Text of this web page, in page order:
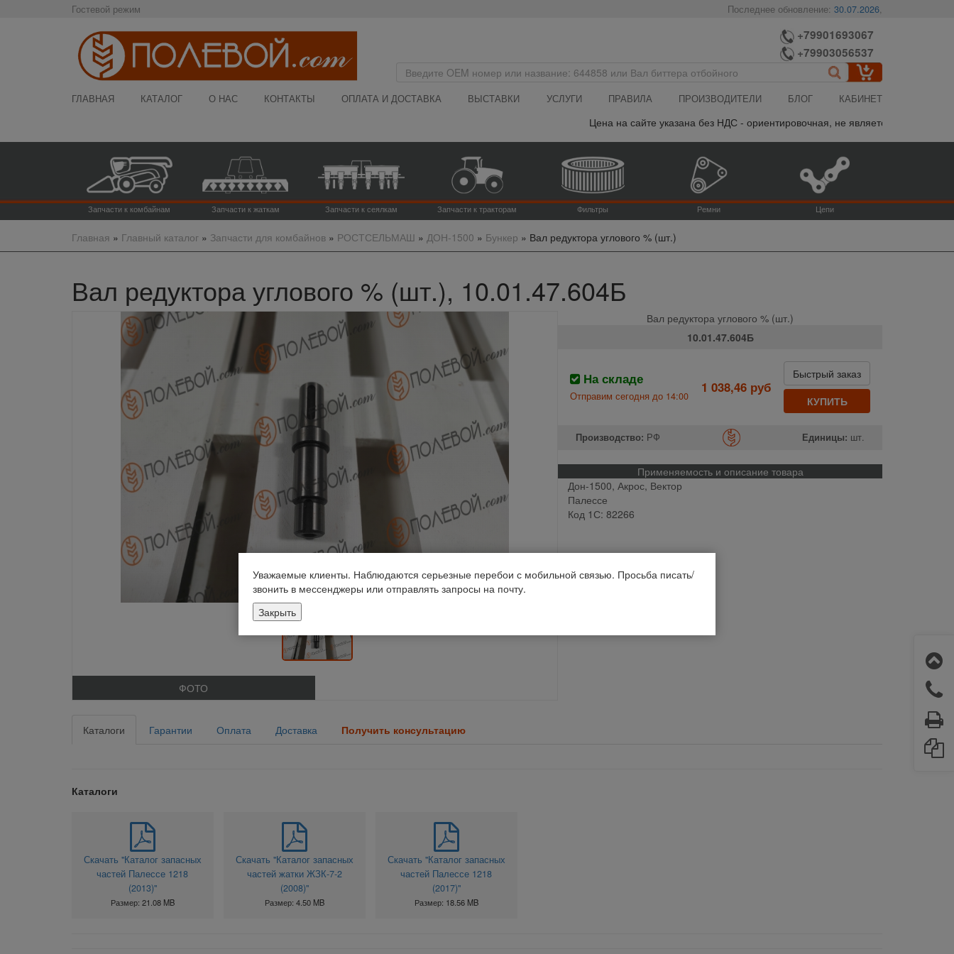
Гостевой режим Последнее обновление:30.07.2026,
+79901693067
+79903056537
ГЛАВНАЯ КАТАЛОГ О НАС КОНТАКТЫ ОПЛАТА И ДОСТАВКА ВЫСТАВКИ УСЛУГИ ПРАВИЛА ПРОИЗВОДИТЕЛИ БЛОГ КАБИНЕТ
Цена на сайте указана без НДС - ориентировочная, не является публичной
Запчасти к комбайнам Запчасти к жаткам Запчасти к сеялкам Запчасти к тракторам Фильтры Ремни Цепи
Главная » Главный каталог» Запчасти для комбайнов» РОСТСЕЛЬМАШ » ДОН-1500 » Бункер » Вал редуктора углового % (шт.)
Вал редуктора углового % (шт.), 10.01.47.604Б
ФОТО
Вал редуктора углового % (шт.)
10.01.47.604Б
На складе
Отправим сегодня до 14:00
1 038,46 руб
Быстрый заказ
КУПИТЬ
Производство: РФ Единицы: шт.
Применяемость и описание товара
Дон-1500, Акрос, Вектор
Палессе
Код 1С: 82266
Каталоги Гарантии Оплата Доставка Получить консультацию
Каталоги
Скачать "Каталог запасных
частей Палессе 1218
(2013)"
Размер: 21.08 MB
Скачать "Каталог запасных
частей жатки ЖЗК-7-2
(2008)"
Размер: 4.50 MB
Скачать "Каталог запасных
частей Палессе 1218
(2017)"
Размер: 18.56 MB
Уважаемые клиенты. Наблюдаются серьезные перебои с мобильной связью. Просьба писать/
звонить в мессенджеры или отправлять запросы на почту.
Закрыть